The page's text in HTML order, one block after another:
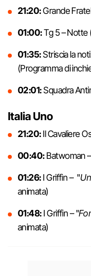
21:20:Grande
01:00:Tg 5 – Notte
01:35:Striscia la
(Programma di
02:01:Squadra
Italia Uno
21:20:Il Cavaliere
00:40:Batwoman
01:26:I Griffin – "
animata)
01:48:I Griffin – "
animata)